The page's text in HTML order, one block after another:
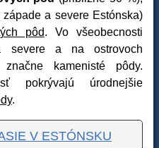
západe a severe Estónska)
pôd. Vo všeobecnosti
severe a na ostrovoch
kamenisté pôdy.
pokrývajú úrodnejšie
.
V ESTÓNSKU